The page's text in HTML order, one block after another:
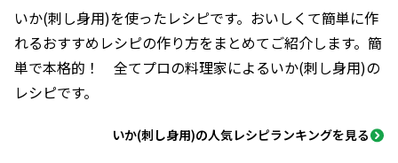
いか(刺し身用)を使ったレシピです。おいしくて簡単に作
れるおすすめレシピの作り方をまとめてご紹介します。簡
単で本格的！ 全てプロの料理家によるいか(刺し身用)の
レシピです。
いか(刺し身用)の人気レシピランキングを見る